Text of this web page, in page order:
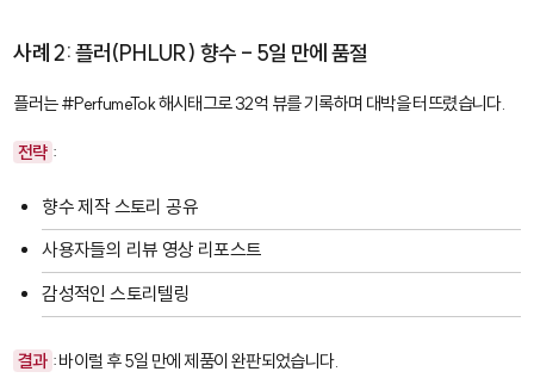
사례 2: 플러(PHLUR) 향수 - 5일 만에 품절
플러는#PerfumeTok해시태그로 32억 뷰를 기록하며 대박을 터뜨렸습니다.
전략 :
향수 제작 스토리 공유
사용자들의 리뷰 영상 리포스트
감성적인 스토리텔링
결과 : 바이럴 후 5일 만에 제품이 완판되었습니다.